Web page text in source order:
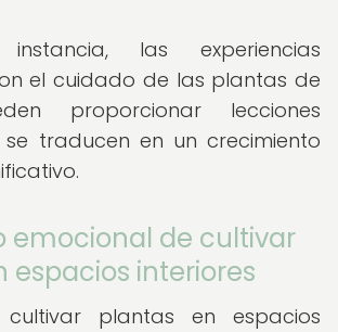
las experiencias
el cuidado de las plantas de
proporcionar lecciones
traducen en un crecimiento
emocional de cultivar
espacios interiores
plantas en espacios